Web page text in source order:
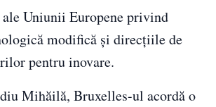
Uniunii Europene privind
modifică și direcțiile de
pentru inovare.
Mihăilă, Bruxelles-ul acordă o